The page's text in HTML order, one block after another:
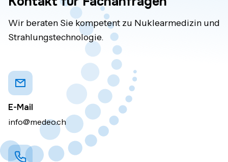
Wir beraten Sie kompetent zu Nuklearmedizin und
Strahlungstechnologie.
E-Mail
info@medeo.ch